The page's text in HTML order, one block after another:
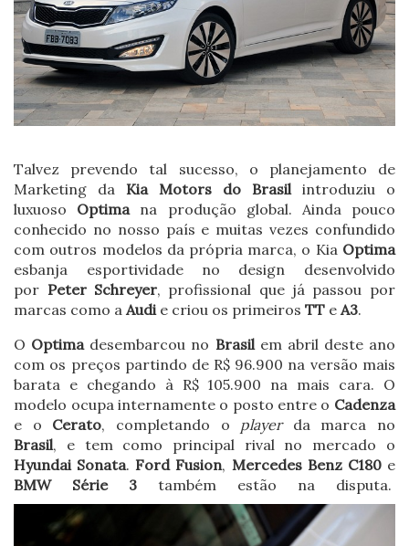
Talvez prevendo tal sucesso, o planejamento de
Marketing da Kia Motors do Brasilintroduziu o
luxuoso Optimana produção global. Ainda pouco
conhecido no nosso país e muitas vezes confundido
com outros modelos da própria marca, o Kia Optima
esbanja esportividade no design desenvolvido
por Peter Schreyer, profissional que já passou por
marcas como aAudie criou os primeirosTT eA3.
O Optimadesembarcou no Brasilem abril deste ano
com os preços partindo de R$ 96.900 na versão mais
barata e chegando à R$ 105.900 na mais cara. O
modelo ocupa internamente o posto entre o Cadenza
e o Cerato, completando o playerda marca no
Brasil, e tem como principal rival no mercado o
Hyundai Sonata. Ford Fusion, Mercedes Benz C180e
BMW Série 3 também estão na disputa.